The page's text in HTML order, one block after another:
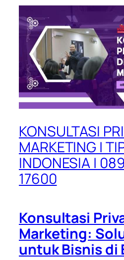
KONSULTASI
MARKETING |
INDONESIA |
17600
Konsultasi
Marketing:
untuk Bisnis di